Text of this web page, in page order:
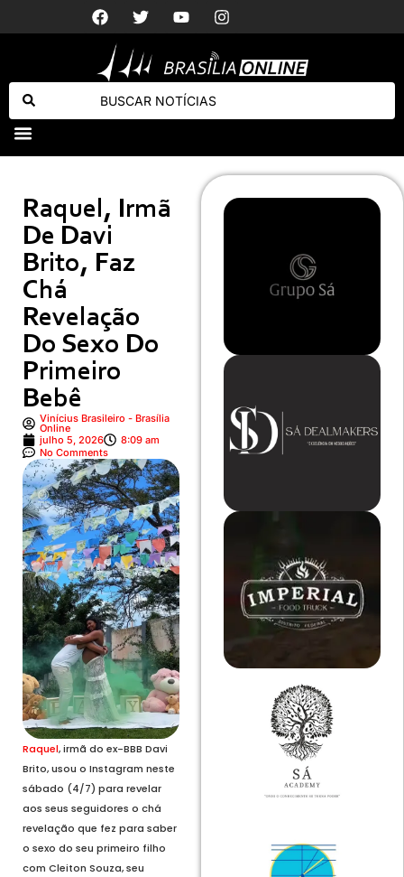
Raquel, Irmã
De Davi
Brito, Faz
Chá
Revelação
Do Sexo Do
Primeiro
Bebê
Vinícius Brasileiro - Brasília
Online
julho 5, 2026
8:09 am
No Comments
Raquel, irmã do ex-BBB Davi
Brito, usou o Instagram neste
sábado (4/7) para revelar
aos seus seguidores o chá
revelação que fez para saber
o sexo do seu primeiro filho
com Cleiton Souza, seu